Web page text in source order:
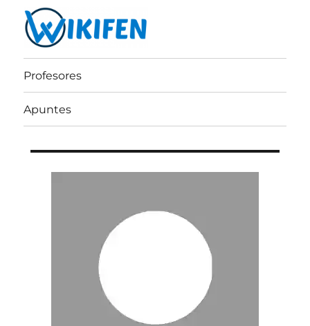
Wikifen
Profesores
Apuntes